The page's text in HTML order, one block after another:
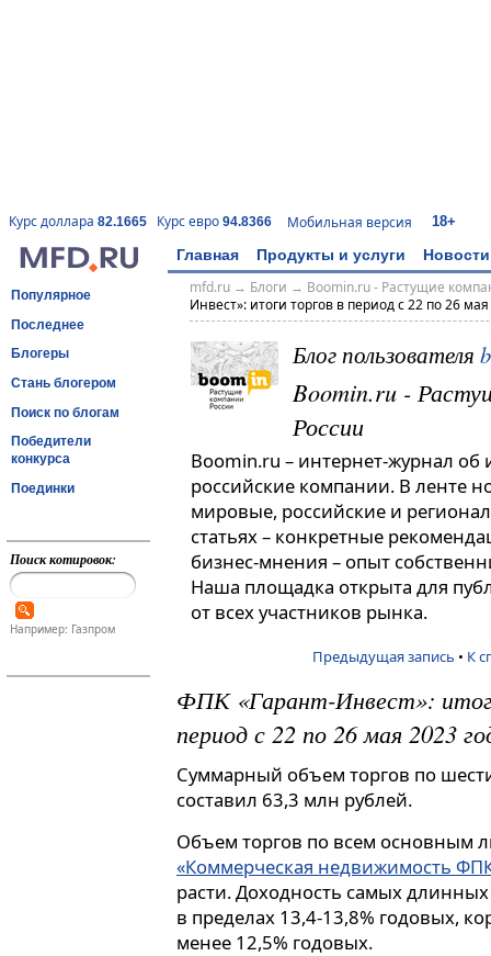
Курс доллара 82.1665 Курс евро 94.8366 Мобильная версия 18+
Главная Продукты и услуги Новости
Популярное
Последнее
Блогеры
Стань блогером
Поиск по блогам
Победители
конкурса
Поединки
Поиск котировок:
Например: Газпром
mfd.ru→ Блоги → Boomin.ru - Растущие
Инвест»: итоги торгов в период с 22 по 26
Блог пользователя
Boomin.ru -
России
Boomin.ru – интернет-журнал об
российские компании. В ленте
мировые, российские и
статьях – конкретные
бизнес-мнения – опыт
Наша площадка открыта для
от всех участников рынка.
Предыдущая запись • К
ФПК «Гарант-Инвест»:
период с 22 по 26 мая 2023
Суммарный объем торгов по
составил 63,3 млн рублей.
Объем торгов по всем основным
«Коммерческая недвижимость
расти. Доходность самых
в пределах 13,4-13,8% годовых,
менее 12,5% годовых.